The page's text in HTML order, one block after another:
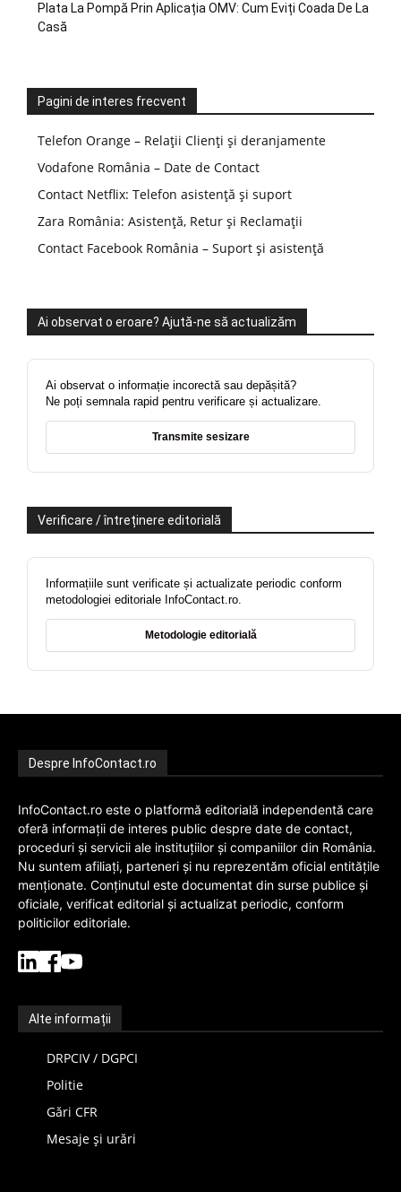
Plata La Pompă Prin Aplicația OMV: Cum Eviți Coada De La
Casă
Pagini de interes frecvent
Telefon Orange – Relații Clienți și deranjamente
Vodafone România – Date de Contact
Contact Netflix: Telefon asistență și suport
Zara România: Asistență, Retur și Reclamații
Contact Facebook România – Suport și asistență
Ai observat o eroare? Ajută-ne să actualizăm
Ai observat o informație incorectă sau depășită?
Ne poți semnala rapid pentru verificare și actualizare.
Transmite sesizare
Verificare / întreținere editorială
Informațiile sunt verificate și actualizate periodic conform
metodologiei editoriale InfoContact.ro.
Metodologie editorială
Despre InfoContact.ro
InfoContact.ro este o platformă editorială independentă care
oferă informații de interes public despre date de contact,
proceduri și servicii ale instituțiilor și companiilor din România.
Nu suntem afiliați, parteneri și nu reprezentăm oficial entitățile
menționate. Conținutul este documentat din surse publice și
oficiale, verificat editorial și actualizat periodic, conform
politicilor editoriale.
Alte informații
DRPCIV / DGPCI
Politie
Gări CFR
Mesaje și urări